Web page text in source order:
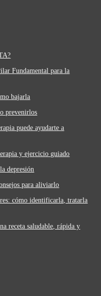
Fundamental para la
bajarla
prevenirlos
puede ayudarte a
y ejercicio guiado
depresión
para aliviarlo
cómo identificarla, tratarla
receta saludable, rápida y